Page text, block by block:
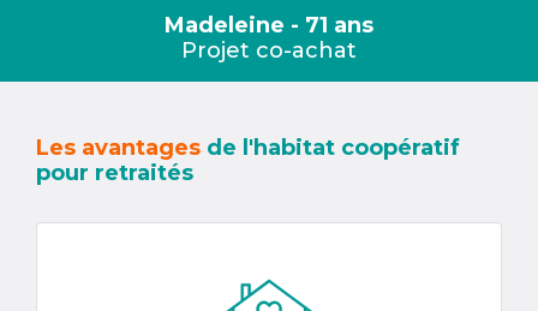
Madeleine - 71 ans
Projet co-achat
Les avantages de l'habitat coopératif
pour retraités